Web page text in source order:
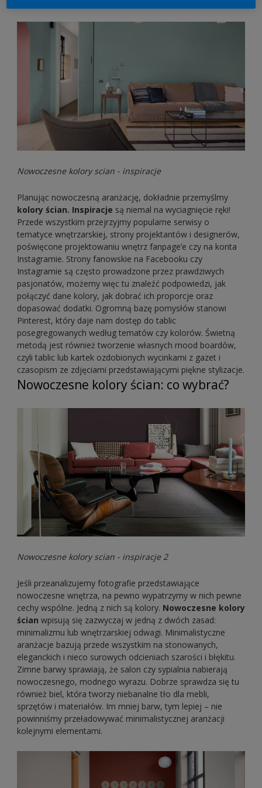
Nowoczesne kolory scian - inspiracje
Planując nowoczesną aranżację, dokładnie przemyślmy
kolory ścian. Inspiracje są niemal na wyciagnięcie ręki!
Przede wszystkim przejrzyjmy popularne serwisy o
tematyce wnętrzarskiej, strony projektantów i designerów,
poświęcone projektowaniu wnętrz fanpage’e czy na konta
Instagramie. Strony fanowskie na Facebooku czy
Instagramie są często prowadzone przez prawdziwych
pasjonatów, możemy więc tu znaleźć podpowiedzi, jak
połączyć dane kolory, jak dobrać ich proporcje oraz
dopasować dodatki. Ogromną bazę pomysłów stanowi
Pinterest, który daje nam dostęp do tablic
posegregowanych według tematów czy kolorów. Świetną
metodą jest również tworzenie własnych mood boardów,
czyli tablic lub kartek ozdobionych wycinkami z gazet i
czasopism ze zdjęciami przedstawiającymi piękne stylizacje.
Nowoczesne kolory ścian: co wybrać?
Nowoczesne kolory scian - inspiracje 2
Jeśli przeanalizujemy fotografie przedstawiające
nowoczesne wnętrza, na pewno wypatrzymy w nich pewne
cechy wspólne. Jedną z nich są kolory. Nowoczesne kolory
ścian wpisują się zazwyczaj w jedną z dwóch zasad:
minimalizmu lub wnętrzarskiej odwagi. Minimalistyczne
aranżacje bazują przede wszystkim na stonowanych,
eleganckich i nieco surowych odcieniach szarości i błękitu.
Zimne barwy sprawiają, że salon czy sypialnia nabierają
nowoczesnego, modnego wyrazu. Dobrze sprawdza się tu
również biel, która tworzy niebanalne tło dla mebli,
sprzętów i materiałów. Im mniej barw, tym lepiej – nie
powinniśmy przeładowywać minimalistycznej aranżacji
kolejnymi elementami.